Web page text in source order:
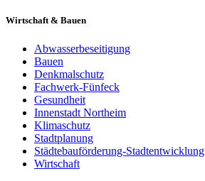
Wirtschaft & Bauen
Abwasserbeseitigung
Bauen
Denkmalschutz
Fachwerk-Fünfeck
Gesundheit
Innenstadt Northeim
Klimaschutz
Stadtplanung
Städtebauförderung-Stadtentwicklung
Wirtschaft